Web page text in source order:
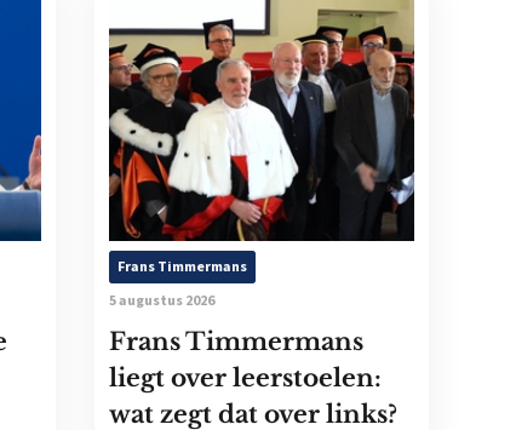
Frans Timmermans
5 augustus 2026
Frans Timmermans
liegt over leerstoelen:
wat zegt dat over links?